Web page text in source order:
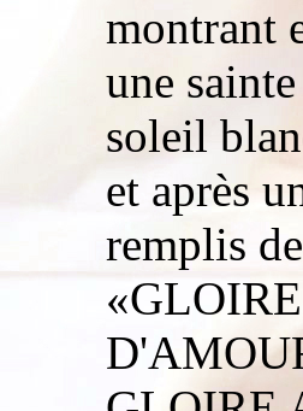
montrant
une
soleil
et après
remplis